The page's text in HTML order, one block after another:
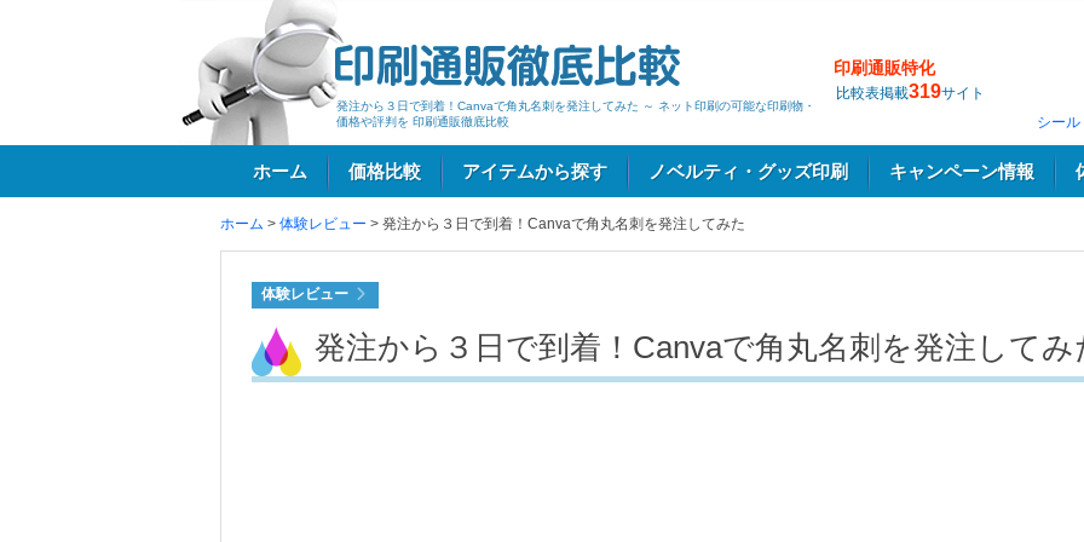
発注から３日で到着！Canvaで角丸名刺を発注してみた ～ ネット印刷の可能な印刷物・
価格や評判を 印刷通販徹底比較
印刷通販特化
比較表掲載319サイト
シー
ホーム 価格比較 アイテムから探す ノベルティ・グッズ印刷 キャンペーン情報
ホーム > 体験レビュー > 発注から３日で到着！Canvaで角丸名刺を発注してみた
体験レビュー
発注から３日で到着！Canvaで角丸名刺を発注してみ